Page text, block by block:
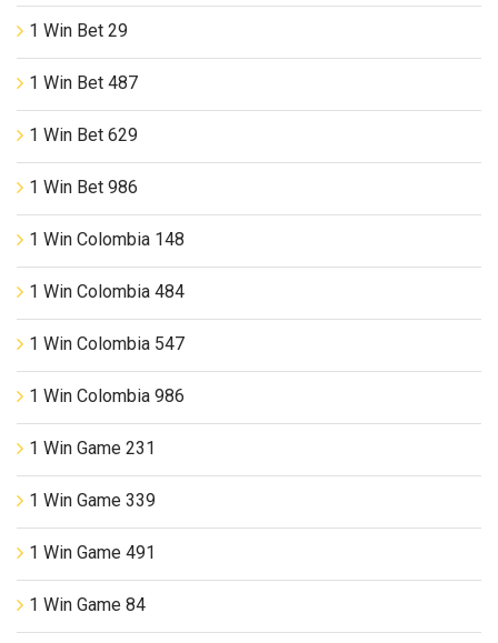
1 Win Bet 29
1 Win Bet 487
1 Win Bet 629
1 Win Bet 986
1 Win Colombia 148
1 Win Colombia 484
1 Win Colombia 547
1 Win Colombia 986
1 Win Game 231
1 Win Game 339
1 Win Game 491
1 Win Game 84